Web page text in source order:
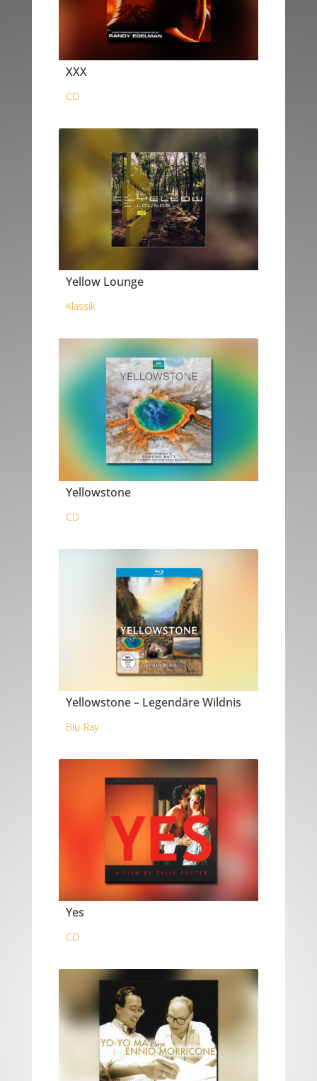
XXX
CD
Yellow Lounge
Klassik
Yellowstone
CD
Yellowstone – Legendäre Wildnis
Blu-Ray
Yes
CD